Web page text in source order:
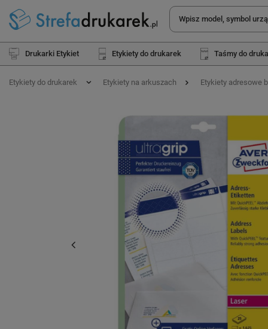
Drukarki Etykiet Etykiety do drukarek Taśmy do
Etykiety do drukarek Etykiety na arkuszach Etykiety adresowe